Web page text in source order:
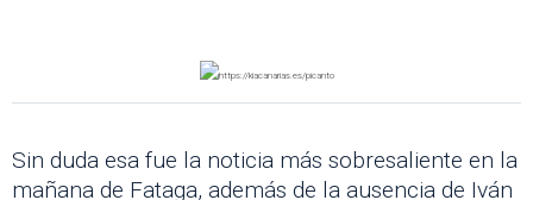
Sin duda esa fue la noticia más sobresaliente en la
mañana de Fataga, además de la ausencia de Iván